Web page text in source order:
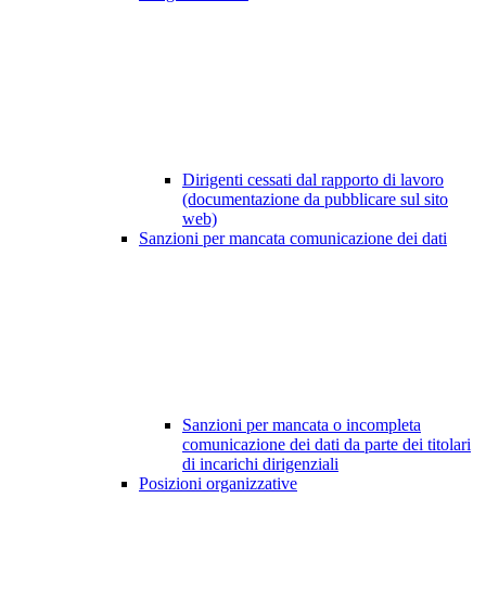
Dirigenti cessati dal rapporto di lavoro
(documentazione da pubblicare sul sito
web)
Sanzioni per mancata comunicazione dei dati
Sanzioni per mancata o incompleta
comunicazione dei dati da parte dei titolari
di incarichi dirigenziali
Posizioni organizzative